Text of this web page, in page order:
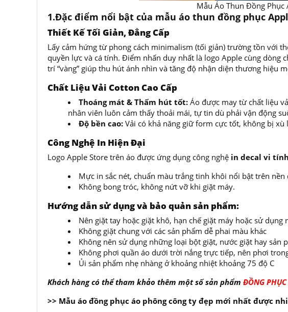
Mẫu Áo Thun Đồng Phục
1.Đặc điểm nổi bật của mẫu áo thun đồng phục
Thiết Kế Tối Giản, Đẳng Cấp
Lấy cảm hứng từ phong cách minimalism (tối giản) trường tồn với
quyền lực và cá tính. Điểm nhấn duy nhất là logo Apple cùng dòng
trí “vàng” giúp thu hút ánh nhìn và tăng độ nhận diện thương hiệu
Chất Liệu Vải Cotton Cao Cấp
Thoáng mát & Thấm hút tốt: Áo được may từ chất liệu
nhân viên luôn cảm thấy thoải mái, tự tin dù phải vận động
Độ bền cao: Vải có khả năng giữ form cực tốt, không bị
Công Nghệ In Hiện Đại
Logo Apple Store trên áo được ứng dụng công nghệ in decal vi
Mực in sắc nét, chuẩn màu trắng tinh khôi nổi bật trên nền
Không bong tróc, không nứt vỡ khi giặt máy.
Hướng dẫn sử dụng và bảo quản sản phẩm:
Nên giặt tay hoặc giặt khô, hạn chế giặt máy hoặc sử
Không giặt chung với các sản phẩm dễ phai màu khác
Không nên sử dụng những loại bột giặt, nước giặt hay sản
Không phơi quần áo dưới trời nắng trực tiếp, nên phơi
Ủi sản phẩm nhẹ nhàng ở khoảng nhiệt khoảng 75 độ C
Khách hàng có thể tham khảo thêm một số sản phẩm ĐỒNG
>> Mẫu áo đồng phục áo phông công ty đẹp mới nhất được